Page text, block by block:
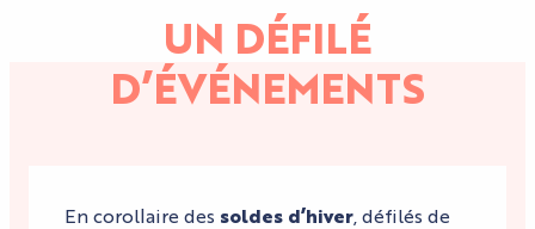
UN DÉFILÉ
D’ÉVÉNEMENTS
En corollaire des soldes d’hiver , défilés de